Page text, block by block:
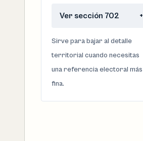
Ver sección 702 +
Sirve para bajar al detalle
territorial cuando necesitas
una referencia electoral más
fina.